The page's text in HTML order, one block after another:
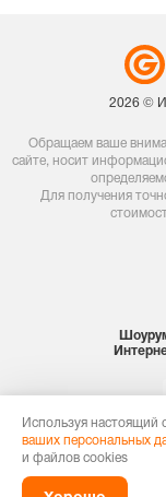
2026 ©
Обращаем ваше
сайте, носит
Для получения
Используя настоящий
ваших персональных
и файлов cookies